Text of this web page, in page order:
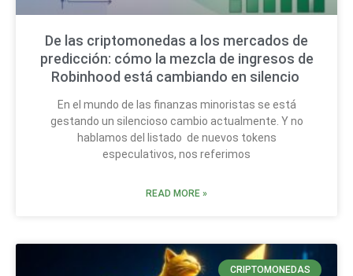
De las criptomonedas a los mercados de
predicción: cómo la mezcla de ingresos de
Robinhood está cambiando en silencio
En el mundo de las finanzas minoristas se está
gestando un silencioso cambio actualmente. Y no
hablamos del listado de nuevos tokens
especulativos, nos referimos
READ MORE »
CRIPTOMONEDAS